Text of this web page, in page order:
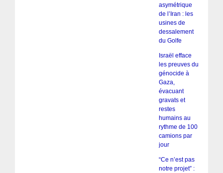
asymétrique
de l’Iran : les
usines de
dessalement
du Golfe
Israël efface
les preuves du
génocide à
Gaza,
évacuant
gravats et
restes
humains au
rythme de 100
camions par
jour
“Ce n’est pas
notre projet” :